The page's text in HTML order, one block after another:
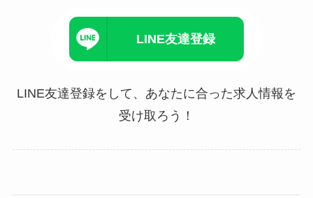
LINE友達登録
LINE友達登録をして、あなたに合った求人情報を
受け取ろう！